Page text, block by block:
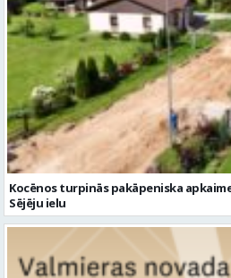
Kocēnos turpinās pakāpeniska
Sējēju ielu